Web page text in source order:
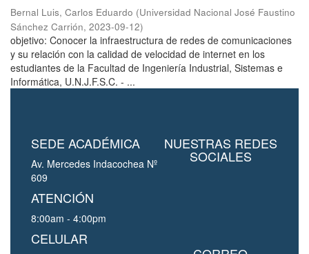
Bernal Luis, Carlos Eduardo (Universidad Nacional José Faustino
Sánchez Carrión, 2023-09-12)
objetivo: Conocer la infraestructura de redes de comunicaciones
y su relación con la calidad de velocidad de internet en los
estudiantes de la Facultad de Ingeniería Industrial, Sistemas e
Informática, U.N.J.F.S.C. - ...
SEDE ACADÉMICA
Av. Mercedes Indacochea Nº
609
ATENCIÓN
8:00am - 4:00pm
CELULAR
NUESTRAS REDES
SOCIALES